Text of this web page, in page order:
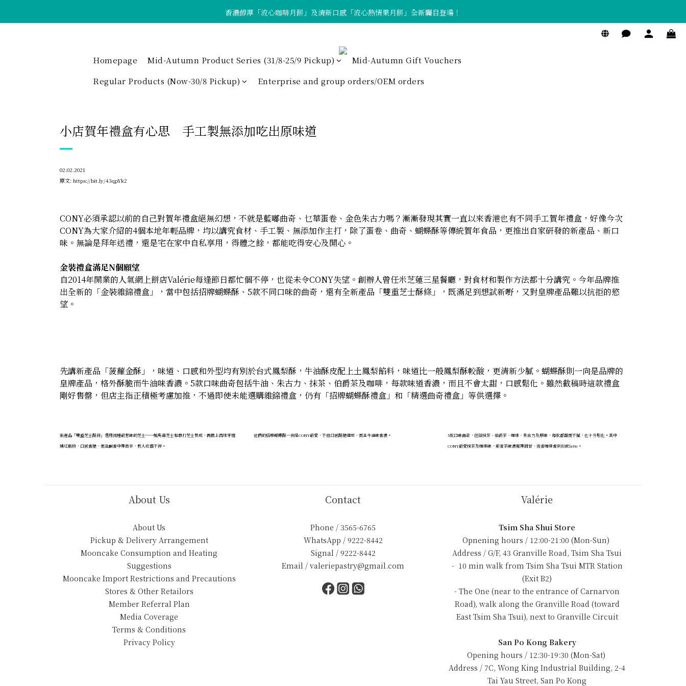
「Tote Bag X  月餅套裝」限量發售中！
香濃醇厚「流心咖啡月餅」及清新口感「流心熱情果月餅」全新矚目登場！
Homepage Mid-Autumn Product Series (31/8-25/9 Pickup)
Mid-Autumn Gift Vouchers
Regular Products (Now-30/8 Pickup)
Enterprise and group orders/OEM orders
小店賀年禮盒有心思 手工製無添加吃出原味道
02.02.2021
原文: https://bit.ly/43qpYk2
CONY必須承認以前的自己對賀年禮盒絕無幻想，不就是藍嘟曲奇、乜華蛋卷、金色朱古力嗎？漸漸發現其實一直以來香港也有不同手工賀年禮盒，好像今次
CONY為大家介紹的4個本地年輕品牌，均以講究食材、手工製、無添加作主打，除了蛋卷、曲奇、蝴蝶酥等傳統賀年食品，更推出自家研發的新產品、新口
味。無論是拜年送禮，還是宅在家中自私享用，得體之餘，都能吃得安心及開心。
金裝禮盒滿足N個願望
自2014年開業的人氣網上餅店Valérie每逢節日都忙個不停，也從未令CONY失望。創辦人曾任米芝蓮三星餐廳，對食材和製作方法都十分講究。今年品牌推
出全新的「金裝雜錦禮盒」，當中包括招牌蝴蝶酥、5款不同口味的曲奇，還有全新產品「雙重芝士酥條」，既滿足到想試新嘢，又對皇牌產品難以抗拒的慾
望。
先講新產品「菠蘿金酥」，味道、口感和外型均有別於台式鳳梨酥，牛油酥皮配上土鳳梨餡料，味道比一般鳳梨酥較酸，更清新少膩。蝴蝶酥則一向是品牌的
皇牌產品，格外酥脆而牛油味香濃。5款口味曲奇包括牛油、朱古力、抹茶、伯爵茶及咖啡，每款味道香濃，而且不會太甜，口感鬆化。雖然截稿時這款禮盒
剛好售罄，但店主指正積極考慮加推，不過即使未能選購雜錦禮盒，仍有「招牌蝴蝶酥禮盒」和「精選曲奇禮盒」等供選擇。
新產品「雙重芝士酥條」選用兩種最惹味的芝士──帕馬森芝士和車打芝士製成，再撒上西班牙煙
燻紅椒粉，口感香脆，而且鹹香中帶微辛，教人吃個不停。
他們的招牌蝴蝶酥一向是CONY最愛，不但口感酥脆細緻，而且牛油味香濃。
5款口味曲奇，包括抹茶、伯爵茶、咖啡、朱古力及原味，每款都甜而不膩，也十分鬆化。其中
CONY最愛抹茶及咖啡味，前者茶味濃郁帶回甘，後者咖啡香到似飲latte。
About Us
About Us
Pickup & Delivery Arrangement
Mooncake Consumption and Heating
Suggestions
Mooncake Import Restrictions and Precautions
Stores & Other Retailors
Member Referral Plan
Media Coverage
Terms & Conditions
Privacy Policy
Contact
Phone / 3565-6765
WhatsApp / 9222-8442
Signal / 9222-8442
Email / valeriepastry@gmail.com
Valérie
Tsim Sha Shui Store
Opnening hours / 12:00-21:00 (Mon-Sun)
Address / G/F, 43 Granville Road, Tsim Sha Tsui
- 10 min walk from Tsim Sha Tsui MTR Station
(Exit B2)
- The One (near to the entrance of Carnarvon
Road), walk along the Granville Road (toward
East Tsim Sha Tsui), next to Granville Circuit
San Po Kong Bakery
Opening hours / 12:30-19:30 (Mon-Sat)
Address / 7C, Wong King Industrial Building, 2-4
Tai Yau Street, San Po Kong